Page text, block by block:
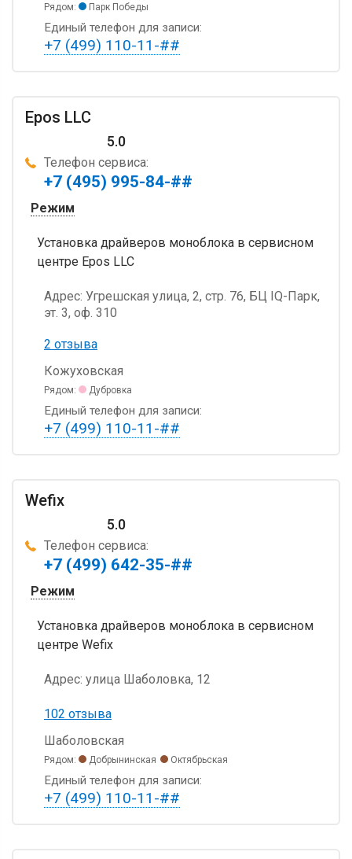
Рядом: Парк Победы
Единый телефон для записи:
+7 (499) 110-11-##
Epos LLC
5.0
Телефон сервиса:
+7 (495) 995-84-##
Режим
Установка драйверов моноблока в сервисном
центре Epos LLC
Адрес: Угрешская улица, 2, стр. 76, БЦ IQ-Парк,
эт. 3, оф. 310
2 отзыва
Кожуховская
Рядом: Дубровка
Единый телефон для записи:
+7 (499) 110-11-##
Wefix
5.0
Телефон сервиса:
+7 (499) 642-35-##
Режим
Установка драйверов моноблока в сервисном
центре Wefix
Адрес: улица Шаболовка, 12
102 отзыва
Шаболовская
Рядом: Добрынинская Октябрьская
Единый телефон для записи:
+7 (499) 110-11-##